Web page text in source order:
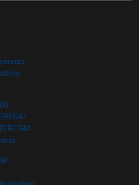
nueva ventana)
(abre en nueva ventana)
(abre en nueva ventana)